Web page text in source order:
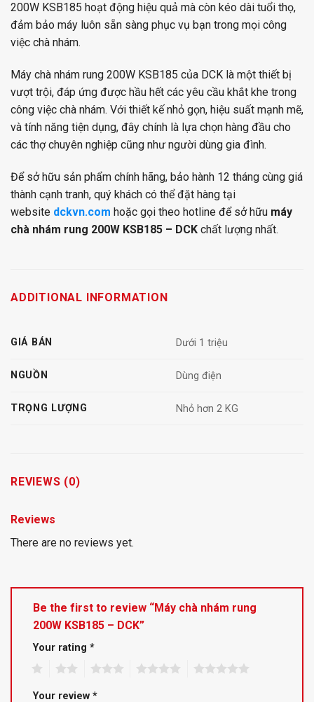
200W KSB185 hoạt động hiệu quả mà còn kéo dài tuổi thọ,
đảm bảo máy luôn sẵn sàng phục vụ bạn trong mọi công
việc chà nhám.
Máy chà nhám rung 200W KSB185 của DCK là một thiết bị
vượt trội, đáp ứng được hầu hết các yêu cầu khắt khe trong
công việc chà nhám. Với thiết kế nhỏ gọn, hiệu suất mạnh mẽ,
và tính năng tiện dụng, đây chính là lựa chọn hàng đầu cho
các thợ chuyên nghiệp cũng như người dùng gia đình.
Để sở hữu sản phẩm chính hãng, bảo hành 12 tháng cùng giá
thành cạnh tranh, quý khách có thể đặt hàng tại
website dckvn.com hoặc gọi theo hotline để sở hữu máy
chà nhám rung 200W KSB185 – DCK chất lượng nhất.
ADDITIONAL INFORMATION
GIÁ BÁN Dưới 1 triệu
NGUỒN Dùng điện
TRỌNG LƯỢNG Nhỏ hơn 2 KG
REVIEWS (0)
Reviews
There are no reviews yet.
Be the first to review “Máy chà nhám rung
200W KSB185 – DCK”
Your rating *
Your review *